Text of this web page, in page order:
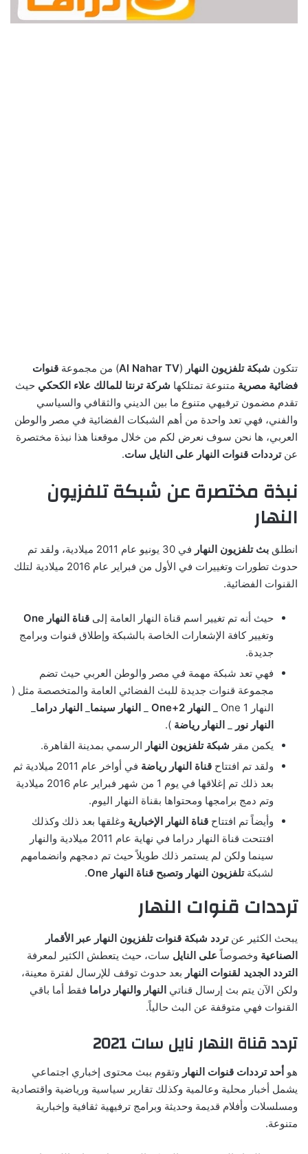
تتكون شبكة تلفزيون النهار (
Al Nahar TV) من مجموعة قنوات
فضائية مصرية متنوعة تمتلكها شركة ترنتا للمالك علاء الكحكي حيث
تقدم مضمون ترفيهي متنوع ما بين الديني والثقافي والسياسي
والفني، فهي تعد واحدة من أهم الشبكات الفضائية في مصر والوطن
العربي، ها نحن سوف نعرض لكم من خلال موقعنا هذا نبذة مختصرة
عنترددات قنوات النهار على النايل سات.
نبذة مختصرة عن شبكة تلفزيون
النهار
انطلق بث تلفزيون النهار
في 30 يونيو عام 2011 ميلادية، ولقد تم
حدوث تطورات وتغييرات في الأول من فبراير عام 2016 ميلادية لتلك
القنوات الفضائية.
حيث أنه تم تغيير اسم قناة النهار العامة إلى قناة النهار One
وتغيير كافة الإشعارات الخاصة بالشبكة وإطلاق قنوات وبرامج
جديدة.
فهي تعد شبكة مهمة في مصر والوطن العربي حيث تضم
مجموعة قنوات جديدة للبث الفضائي العامة والمتخصصة مثل (
النهار One 1 _
النهار One+2 النهار سينما النهار دراما
النهار نور
النهار رياضة ).
يكمن مقر شبكة تلفزيون النهار الرسمي بمدينة القاهرة.
ولقد تم افتتاح قناة النهار رياضة
في أواخر عام 2011 ميلادية ثم
بعد ذلك تم إغلاقها في يوم 1 من شهر فبراير عام 2016 ميلادية
وتم دمج برامجها ومحتواها بقناة النهار اليوم.
وأيضاً تم افتتاح قناة النهار الإخبارية وغلقها بعد ذلك وكذلك
افتتحت قناة النهار دراما في نهاية عام 2011 ميلادية والنهار
سينما ولكن لم يستمر ذلك طويلاً حيث تم دمجهم وانضمامهم
لشبكةتلفزيون النهار وتصبح قناة النهار One .
ترددات قنوات النهار
يبحث الكثير عنتردد شبكة قنوات تلفزيون النهار عبر الأقمار
الصناعية وخصوصاً على النايل سات، حيث يتعطش الكثير لمعرفة
التردد الجديد لقنوات النهار بعد حدوث توقف للإرسال لفترة معينة،
ولكن الآن يتم بث إرسال قناتي النهار والنهار دراما فقط أما باقي
القنوات فهي متوقفة عن البث حالياً.
تردد قناة النهار نايل سات 2021
هو أحد ترددات قنوات النهار وتقوم ببث محتوى إخباري اجتماعي
يشمل أخبار محلية وعالمية وكذلك تقارير سياسية ورياضية واقتصادية
ومسلسلات وأفلام قديمة وحديثة وبرامج ترفيهية ثقافية وإخبارية
متنوعة.